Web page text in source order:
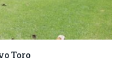
Toro